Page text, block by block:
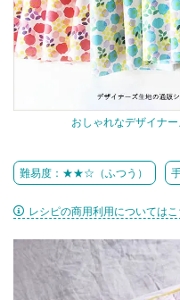
おしゃれなデザイナ
難易度：★★☆（ふつう）
レシピの商用利用についてはこ